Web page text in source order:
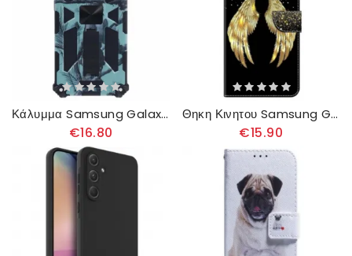
Κάλυμμα Samsung Galaxy A55 5g Υποστήριξη Καμουφλάζ
€16.80
Θηκη Κινητου Samsung Galaxy A55 5g Χρυσά Φτερά
€15.90